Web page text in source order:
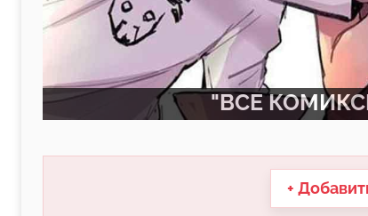
"ВСЕ
+